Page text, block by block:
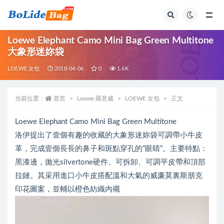
Loewe Elephant Camo Mini Bag Green Multitone
大象形迷妳袋
LOEWE 女包 2018-04-06 0 1.6K
当前位置： 首页 Loewe 羅意威 LOEWE 女包 正文
Loewe Elephant Camo Mini Bag Green Multitone
洛伊提出了壹個有趣的收藏的大象形迷妳袋可調帶小牛皮
革，完成壹個長長的鼻子和斑點穿孔的“眼睛”。主要特點：
黑漆邊，拋光silvertone硬件、可拆卸、可調平皮帶和頂部
拉鏈。其采用進口小牛皮搭配溫和大氣的威廉莫裏斯朋克
印花圖案，並輔以橙色紡織內襯